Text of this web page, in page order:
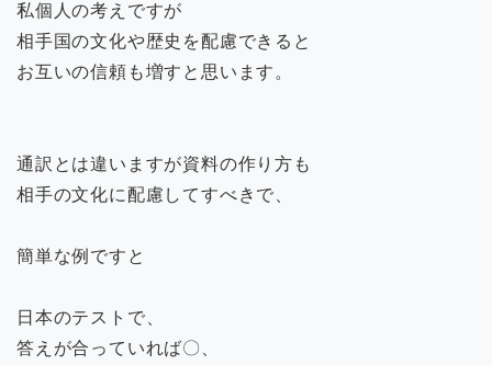
私個人の考えですが
相手国の文化や歴史を配慮できると
お互いの信頼も増すと思います。
通訳とは違いますが資料の作り方も
相手の文化に配慮してすべきで、
簡単な例ですと
日本のテストで、
答えが合っていれば〇、